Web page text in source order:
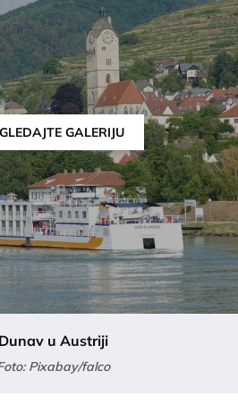
GALERIJU
u Austriji
Pixabay/falco